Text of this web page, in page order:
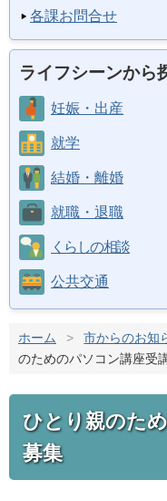
各課お問合せ
ライフシーンから
妊娠・出産
就学
結婚・離婚
就職・退職
くらしの相談
公共交通
ホーム > 市からのお知
のためのパソコン講座受
ひとり親のた
募集